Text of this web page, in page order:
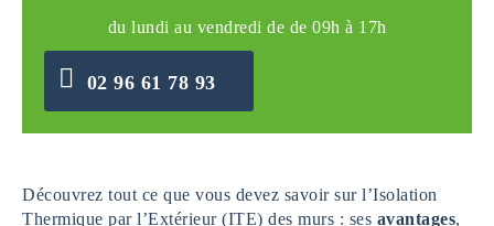
du lundi au vendredi de de 09h à 17h
02 96 61 78 93
Découvrez tout ce que vous devez savoir sur l’Isolation
Thermique par l’Extérieur (ITE) des murs : ses avantages,